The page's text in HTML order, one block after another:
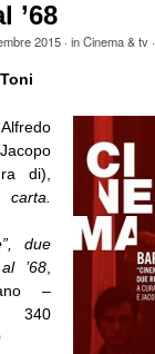
’68
2015· inCinema & tv·
di),
due
’68
–
340